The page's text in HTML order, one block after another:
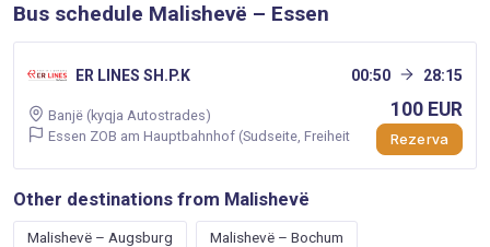
Bus schedule Malishevë – Essen
ER LINES SH.P.K 00:50 28:15
Banjë (kyqja Autostrades)
Essen ZOB am Hauptbahnhof (Sudseite, Freiheit
100 EUR
Rezerva
Other destinations from Malishevë
Malishevë – Augsburg Malishevë – Bochum